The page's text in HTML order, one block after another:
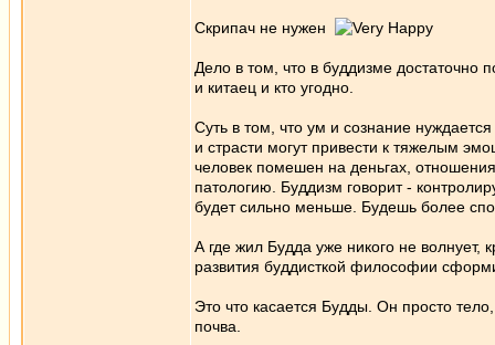
Скрипач не нужен
Дело в том, что в буддизме достаточно
и китаец и кто угодно.
Суть в том, что ум и сознание
и страсти могут привести к тяжелым
человек помешен на деньгах,
патологию. Буддизм говорит -
будет сильно меньше. Будешь более
А где жил Будда уже никого не волнует,
развития буддисткой философии
Это что касается Будды. Он просто
почва.